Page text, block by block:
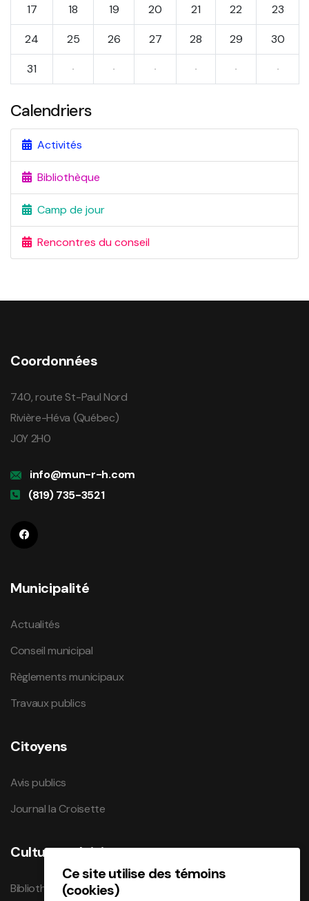
Ce site utilise des témoins
(cookies)
17 18 19 20 21 22 23
24 25 26 27 28 29 30
31 · · · · · ·
Calendriers
Activités
Bibliothèque
Camp de jour
Rencontres du conseil
Coordonnées
740, route St-Paul Nord
Rivière-Héva (Québec)
J0Y 2H0
info@mun-r-h.com
(819) 735-3521
Municipalité
Actualités
Conseil municipal
Règlements municipaux
Travaux publics
Citoyens
Avis publics
Journal la Croisette
Culture et loisirs
Bibliothèque